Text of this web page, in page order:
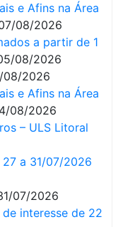
e Afins na Área
08/2026
a partir de 1
08/2026
08/2026
e Afins na Área
08/2026
– ULS Litoral
a 31/07/2026
07/2026
interesse de 22